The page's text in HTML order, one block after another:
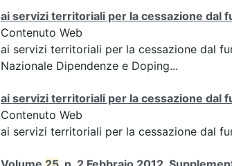
ai servizi territoriali per la cessazione dal
Contenuto Web
ai servizi territoriali per la cessazione dal
Nazionale Dipendenze e Doping...
ai servizi territoriali per la cessazione dal
Contenuto Web
ai servizi territoriali per la cessazione dal